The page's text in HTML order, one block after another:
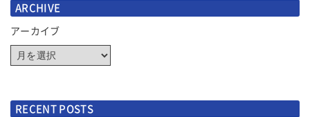
ARCHIVE
アーカイブ
RECENT POSTS